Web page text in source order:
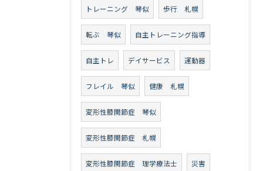
トレーニング 琴似 歩行 札幌
転ぶ 琴似 自主トレーニング指導
自主トレ デイサービス 運動器
フレイル 琴似 健康 札幌
変形性膝関節症 琴似
変形性膝関節症 札幌
変形性膝関節症 理学療法士 災害